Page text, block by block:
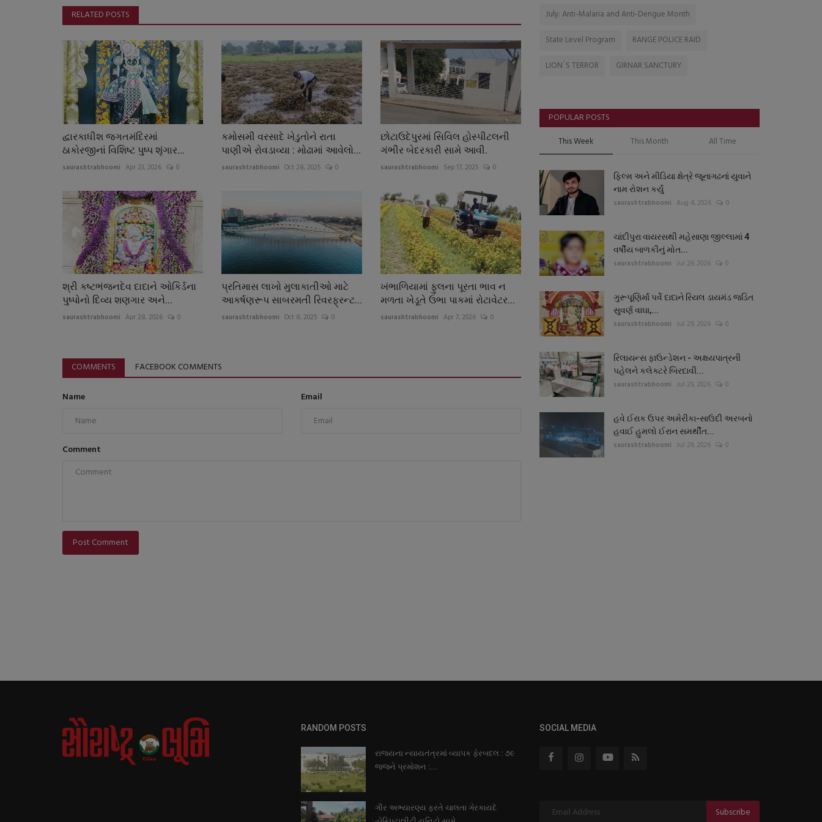
RELATED POSTS
દ્વારકાધીશ જગતમંદિરમાં
ઠાકોરજીનાં વિશિષ્ટ પુષ્પ શૃંગાર...
saurashtrabhoomi Apr 23, 2026 0
કમોસમી વરસાદે ખેડુતોને રાતા
પાણીએ રોવડાવ્યા : મોઢામાં આવેલો...
saurashtrabhoomi Oct 28, 2025 0
છોટાઉદેપુરમાં સિવિલ હોસ્પીટલની
ગંભીર બેદરકારી સામે આવી.
saurashtrabhoomi Sep 17, 2025 0
શ્રી કષ્ટભંજનદેવ દાદાને ઓકિર્ડના
પુષ્પોનો દિવ્ય શણગાર અને...
saurashtrabhoomi Apr 28, 2026 0
પ્રતિમાસ લાખો મુલાકાતીઓ માટે
આકર્ષણરૂપ સાબરમતી રિવરફ્રન્ટ...
saurashtrabhoomi Oct 8, 2025 0
ખંભાળિયામાં ફુલના પૂરતા ભાવ ન
મળતા ખેડૂતે ઉભા પાકમાં રોટાવેટર...
saurashtrabhoomi Apr 7, 2026 0
COMMENTS FACEBOOK COMMENTS
Name Email
Comment
Post Comment
July: Anti-Malaria and Anti-Dengue Month
State Level Program
RANGE POLICE RAID
LION`S TERROR
GIRNAR SANCTURY
POPULAR POSTS
This Week This Month All Time
ફિલ્મ અને મીડિયા ક્ષેત્રે જૂનાગઢનાં યુવાને
નામ રોશન કર્યું
saurashtrabhoomi Aug 4, 2026 0
ચાંદીપુરા વાયરસથી મહેસાણા જીલ્લામાં 4
વર્ષીય બાળકીનું મોત...
saurashtrabhoomi Jul 29, 2026 0
ગુરૂપૂણિર્માં પર્વે દાદાને રિયલ ડાયમંડ જડિત
સુવર્ણ વાઘા,...
saurashtrabhoomi Jul 29, 2026 0
રિલાયન્સ ફાઉન્ડેશન - અક્ષયપાત્રની
પહેલને કલેક્ટરે બિરદાવી...
saurashtrabhoomi Jul 29, 2026 0
હવે ઈરાક ઉપર અમેરીકા-સાઉદી અરબનો
હવાઈ હુમલો ઈરાન સમર્થીત...
saurashtrabhoomi Jul 29, 2026 0
RANDOM POSTS
રાજયના ન્યાયતંત્રમાં વ્યાપક ફેરબદલ : ૭૯
જજને પ્રમોશન :...
ગીર અભ્યારણ્ય ફરતે ચાલતા ગેરકાયદે
SOCIAL MEDIA
Subscribe